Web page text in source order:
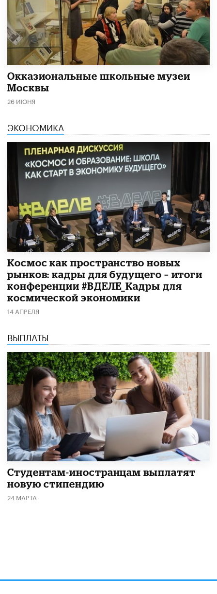
​Окказиональные школьные музеи
Москвы
26 ИЮНЯ
ЭКОНОМИКА
Космос как пространство новых
рынков: кадры для будущего – итоги
конференции #ВДЕЛЕ_Кадры для
космической экономики
14 АПРЕЛЯ
ВЫПЛАТЫ
Студентам-иностранцам выплатят
новую стипендию
24 МАРТА